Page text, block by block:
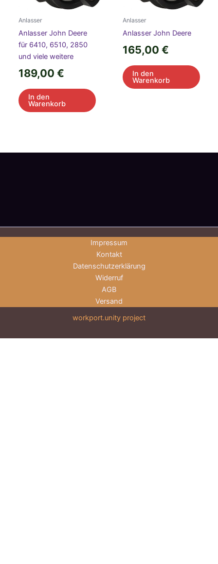
Anlasser
Anlasser John Deere
für 6410, 6510, 2850
und viele weitere
189,00 €
In den
Warenkorb
Anlasser
Anlasser John Deere
165,00 €
In den
Warenkorb
Impressum
Kontakt
Datenschutzerklärung
Widerruf
AGB
Versand
workport.unity project